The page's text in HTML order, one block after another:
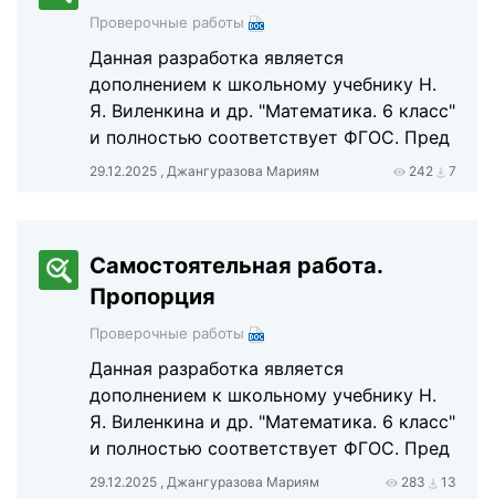
Проверочные работы
Данная разработка является
дополнением к школьному учебнику Н.
Я. Виленкина и др. "Математика. 6 класс"
и полностью соответствует ФГОС. Пред
29.12.2025 , Джангуразова Мариям 242 7
Самостоятельная работа.
Пропорция
Проверочные работы
Данная разработка является
дополнением к школьному учебнику Н.
Я. Виленкина и др. "Математика. 6 класс"
и полностью соответствует ФГОС. Пред
29.12.2025 , Джангуразова Мариям 283 13